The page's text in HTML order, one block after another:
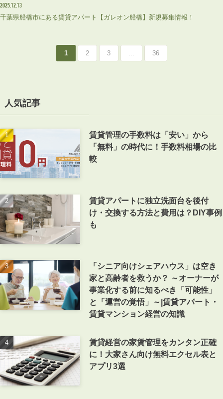
2025.12.13
千葉県船橋市にある賃貸アパート【ガレオン船橋】新規募集情報！
1 2 3 ... 36
人気記事
賃貸管理の手数料は「安い」から
「無料」の時代に！手数料相場の比
較
賃貸アパートに独立洗面台を後付
け・交換する方法と費用は？DIY事例
も
「シニア向けシェアハウス」は空き
家と高齢者を救うか？ ～オーナーが
事業化する前に知るべき「可能性」
と「運営の覚悟」～|賃貸アパート・
賃貸マンション経営の知識
賃貸経営の家賃管理をカンタン正確
に！大家さん向け無料エクセル表と
アプリ3選